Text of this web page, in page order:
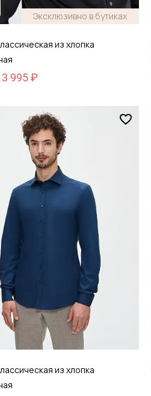
Эксклюзивно в бутиках
из хлопка
3 995 ₽
Добавить в корзину
из хлопка